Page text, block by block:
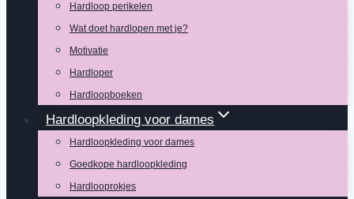
Hardloop perikelen
Wat doet hardlopen met je?
Motivatie
Hardloper
Hardloopboeken
Hardloopkleding voor dames
Hardloopkleding voor dames
Goedkope hardloopkleding
Hardlooprokjes